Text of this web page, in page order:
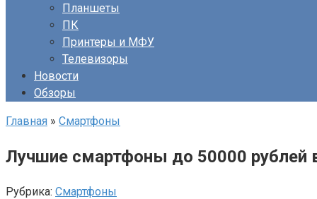
Планшеты
ПК
Принтеры и МФУ
Телевизоры
Новости
Обзоры
Главная » Смартфоны
Лучшие смартфоны до 50000 рублей
Рубрика: Смартфоны